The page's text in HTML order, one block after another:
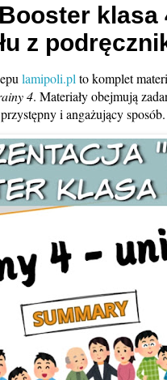
klasa
z
lamipoli.pl to komplet
4. Materiały obejmują
i angażujący sposób.